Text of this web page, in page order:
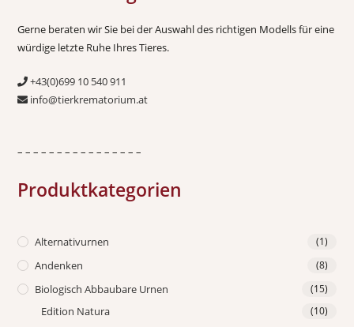
Gerne beraten wir Sie bei der Auswahl des richtigen Modells für eine
würdige letzte Ruhe Ihres Tieres.
+43(0)699 10 540 911
info@tierkrematorium.at
– – – – – – – – – – – – – – – –
Produktkategorien
Alternativurnen (1)
Andenken (8)
Biologisch Abbaubare Urnen (15)
Edition Natura (10)